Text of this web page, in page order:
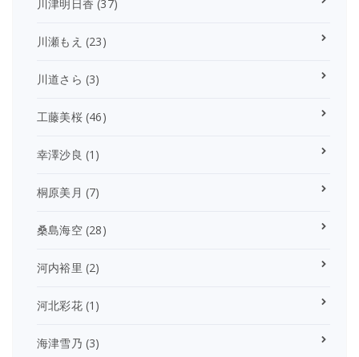
川津明日香 (37)
川瀬もえ (23)
川道さら (3)
工藤美桜(46)
幸澤沙良 (1)
桐原美月 (7)
桑島海空(28)
河内裕里 (2)
河北彩花(1)
海津雪乃 (3)